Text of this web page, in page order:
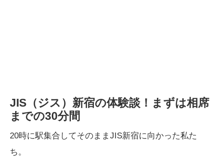
JIS（ジス）新宿の体験談！まずは相席
までの30分間
20時に駅集合してそのままJIS新宿に向かった私た
ち。